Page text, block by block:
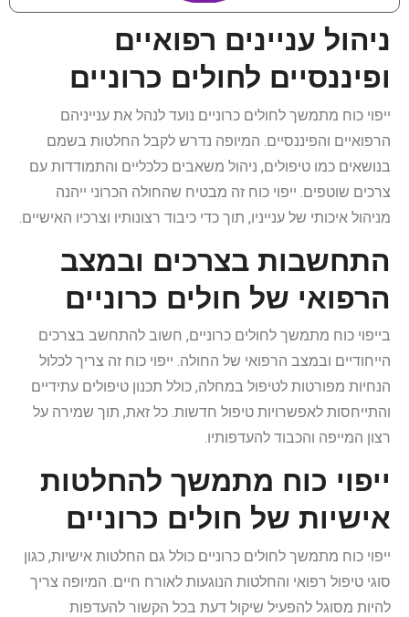
ניהול עניינים רפואיים
ופיננסיים לחולים כרוניים
ייפוי כוח מתמשך לחולים כרוניים נועד לנהל את ענייניהם
הרפואיים והפיננסיים. המיופה נדרש לקבל החלטות בשמם
בנושאים כמו טיפולים, ניהול משאבים כלכליים והתמודדות עם
צרכים שוטפים. ייפוי כוח זה מבטיח שהחולה הכרוני ייהנה
מניהול איכותי של ענייניו, תוך כדי כיבוד רצונותיו וצרכיו האישיים.
התחשבות בצרכים ובמצב
הרפואי של חולים כרוניים
בייפוי כוח מתמשך לחולים כרוניים, חשוב להתחשב בצרכים
הייחודיים ובמצב הרפואי של החולה. ייפוי כוח זה צריך לכלול
הנחיות מפורטות לטיפול במחלה, כולל תכנון טיפולים עתידיים
והתייחסות לאפשרויות טיפול חדשות. כל זאת, תוך שמירה על
רצון המייפה והכבוד להעדפותיו.
ייפוי כוח מתמשך להחלטות
אישיות של חולים כרוניים
ייפוי כוח מתמשך לחולים כרוניים כולל גם החלטות אישיות, כגון
סוגי טיפול רפואי והחלטות הנוגעות לאורח חיים. המיופה צריך
להיות מסוגל להפעיל שיקול דעת בכל הקשור להעדפות